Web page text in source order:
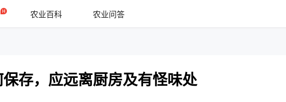
农业百科 农业问答
存，应远离厨房及有怪味处